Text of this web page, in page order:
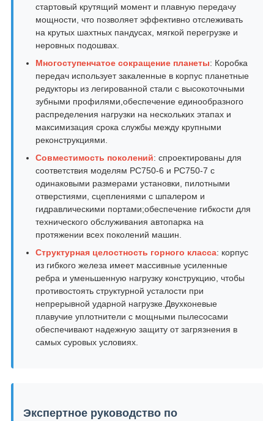
стартовый крутящий момент и плавную передачу
мощности, что позволяет эффективно отслеживать
на крутых шахтных пандусах, мягкой перегрузке и
неровных подошвах.
Многоступенчатое сокращение планеты: Коробка
передач использует закаленные в корпус планетные
редукторы из легированной стали с высокоточными
зубными профилями,обеспечение единообразного
распределения нагрузки на нескольких этапах и
максимизация срока службы между крупными
реконструкциями.
Совместимость поколений: спроектированы для
соответствия моделям PC750-6 и PC750-7 с
одинаковыми размерами установки, пилотными
отверстиями, сцеплениями с шпалером и
гидравлическими портами;обеспечение гибкости для
технического обслуживания автопарка на
протяжении всех поколений машин.
Структурная целостность горного класса: корпус
из гибкого железа имеет массивные усиленные
ребра и уменьшенную нагрузку конструкцию, чтобы
противостоять структурной усталости при
непрерывной ударной нагрузке.Двухконевые
плавучие уплотнители с мощными пылесосами
обеспечивают надежную защиту от загрязнения в
самых суровых условиях.
Экспертное руководство по